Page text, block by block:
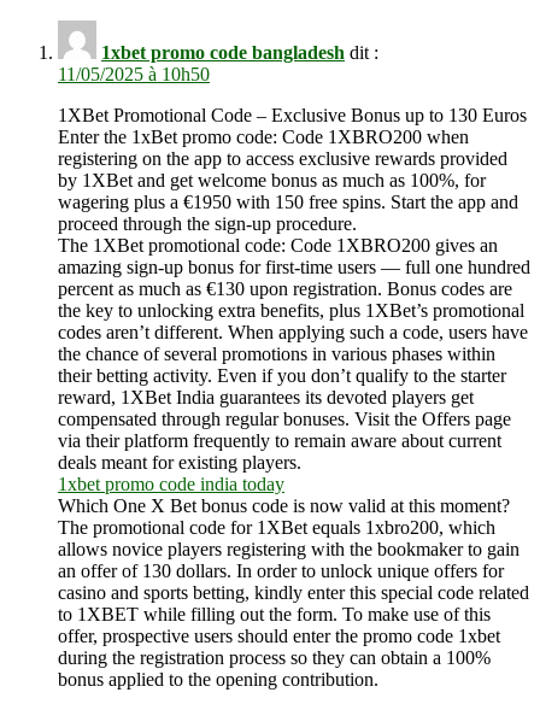
1xbet promo code bangladesh dit :
11/05/2025 à 10h50
1XBet Promotional Code – Exclusive Bonus up to 130 Euros
Enter the 1xBet promo code: Code 1XBRO200 when
registering on the app to access exclusive rewards provided
by 1XBet and get welcome bonus as much as 100%, for
wagering plus a €1950 with 150 free spins. Start the app and
proceed through the sign-up procedure.
The 1XBet promotional code: Code 1XBRO200 gives an
amazing sign-up bonus for first-time users — full one hundred
percent as much as €130 upon registration. Bonus codes are
the key to unlocking extra benefits, plus 1XBet’s promotional
codes aren’t different. When applying such a code, users have
the chance of several promotions in various phases within
their betting activity. Even if you don’t qualify to the starter
reward, 1XBet India guarantees its devoted players get
compensated through regular bonuses. Visit the Offers page
via their platform frequently to remain aware about current
deals meant for existing players.
1xbet promo code india today
Which One X Bet bonus code is now valid at this moment?
The promotional code for 1XBet equals 1xbro200, which
allows novice players registering with the bookmaker to gain
an offer of 130 dollars. In order to unlock unique offers for
casino and sports betting, kindly enter this special code related
to 1XBET while filling out the form. To make use of this
offer, prospective users should enter the promo code 1xbet
during the registration process so they can obtain a 100%
bonus applied to the opening contribution.